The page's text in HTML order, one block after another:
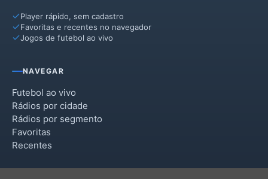
Player rápido, sem cadastro
Favoritas e recentes no navegador
Jogos de futebol ao vivo
NAVEGAR
Futebol ao vivo
Rádios por cidade
Rádios por segmento
Favoritas
Recentes